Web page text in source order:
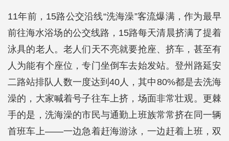
11年前，15路公交沿线“洗海澡”客流爆满，作为最早
前往海水浴场的公交线路，15路每天清晨挤满了提着
泳具的老人。老人们天不亮就要抢座、挤车，甚至有
人为能有个座位，专门坐倒车去始发站。登州路延安
二路站排队人数一度达到40人，其中80%都是去洗海
澡的，大家喊着号子往车上挤，场面非常壮观。更棘
手的是，洗海澡的市民与通勤上班族常常挤在同一辆
首班车上——一边急着赶海游泳，一边赶着上班，双